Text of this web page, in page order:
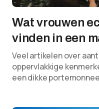
Wat vrouwen
vinden in een
Veel artikelen over
oppervlakkige
een dikke